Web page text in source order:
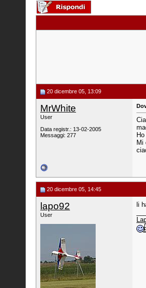
20 dicembre 05, 13:09
MrWhite
User
Data registr.: 13-02-2005
Messaggi: 277
Mi
20 dicembre 05, 14:45
lapo92
User
li